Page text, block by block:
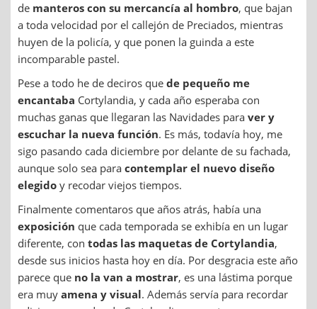
de manteros con su mercancía al hombro, que bajan
a toda velocidad por el callejón de Preciados, mientras
huyen de la policía, y que ponen la guinda a este
incomparable pastel.
Pese a todo he de deciros que de pequeño me
encantaba Cortylandia, y cada año esperaba con
muchas ganas que llegaran las Navidades para ver y
escuchar la nueva función. Es más, todavía hoy, me
sigo pasando cada diciembre por delante de su fachada,
aunque solo sea para contemplar el nuevo diseño
elegido y recodar viejos tiempos.
Finalmente comentaros que años atrás, había una
exposición que cada temporada se exhibía en un lugar
diferente, con todas las maquetas de Cortylandia,
desde sus inicios hasta hoy en día. Por desgracia este año
parece que no la van a mostrar, es una lástima porque
era muy amena y visual. Además servía para recordar